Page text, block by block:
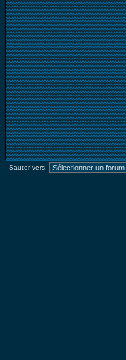
Sauter vers: